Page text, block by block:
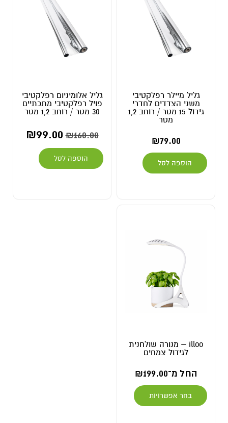
גליל מיילר רפלקטיבי
משני הצדדים לחדרי
גידול 15 מטר / רוחב 1,2
מטר
₪79.00
הוספה לסל
גליל אלומיניום רפלקטיבי
פויל רפלקטיבי מתכתיים
30 מטר / רוחב 1,2 מטר
₪160.00
₪99.00
הוספה לסל
illoo – מנורה שולחנית
לגידול צמחים
החל מ־ ₪199.00
בחר אפשרויות